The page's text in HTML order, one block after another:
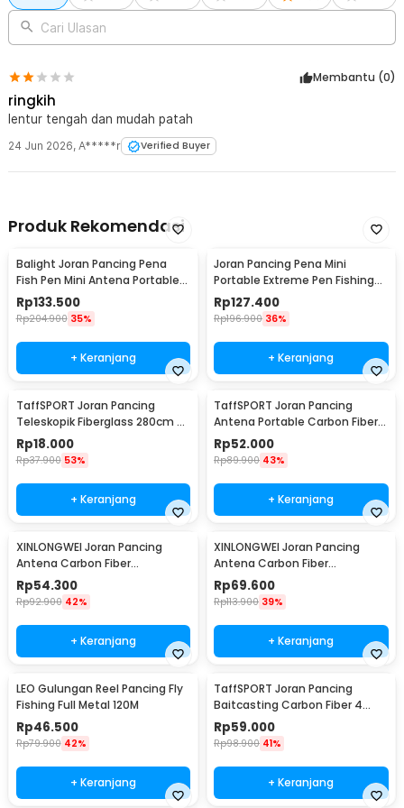
Cari Ulasan
Membantu (0)
ringkih
lentur tengah dan mudah patah
24 Jun 2026, A*****r Verified Buyer
Produk Rekomendasi
Balight Joran Pancing Pena
Fish Pen Mini Antena Portable
Rod 1.4M - ST-Y0011 / YL100
Rp133.500
Rp204.900 35%
+ Keranjang
Joran Pancing Pena Mini
Portable Extreme Pen Fishing
Rod Length 1.5M - YL100
Rp127.400
Rp196.900 36%
+ Keranjang
TaffSPORT Joran Pancing
Teleskopik Fiberglass 280cm 6
Section Portable
Rp18.000
Rp37.900 53%
+ Keranjang
TaffSPORT Joran Pancing
Antena Portable Carbon Fiber
Rod 2.1M 5
Rp52.000
Rp89.900 43%
+ Keranjang
XINLONGWEI Joran Pancing
Antena Carbon Fiber
Telescopic Fishing Rod 5
Segments 2.4M - JD25
Rp54.300
Rp92.900 42%
+ Keranjang
XINLONGWEI Joran Pancing
Antena Carbon Fiber
Telescopic Fishing Rod 6
Segments 3.0M - JD25
Rp69.600
Rp113.900 39%
+ Keranjang
LEO Gulungan Reel Pancing Fly
Fishing Full Metal 120M
Rp46.500
Rp79.900 42%
+ Keranjang
TaffSPORT Joran Pancing
Baitcasting Carbon Fiber 4
Section 1.8M - JPA66MTF
Rp59.000
Rp98.900 41%
+ Keranjang